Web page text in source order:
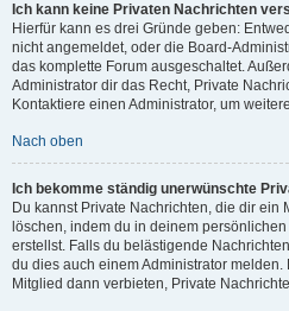
Ich kann keine Privaten Nachrichten
Hierfür kann es drei Gründe geben:
nicht angemeldet, oder die Board-
das komplette Forum ausgeschaltet.
Administrator dir das Recht, Private
Kontaktiere einen Administrator, um
Nach oben
Ich bekomme ständig unerwünschte
Du kannst Private Nachrichten, die dir ein
löschen, indem du in deinem
erstellst. Falls du belästigende
du dies auch einem Administrator
Mitglied dann verbieten, Private